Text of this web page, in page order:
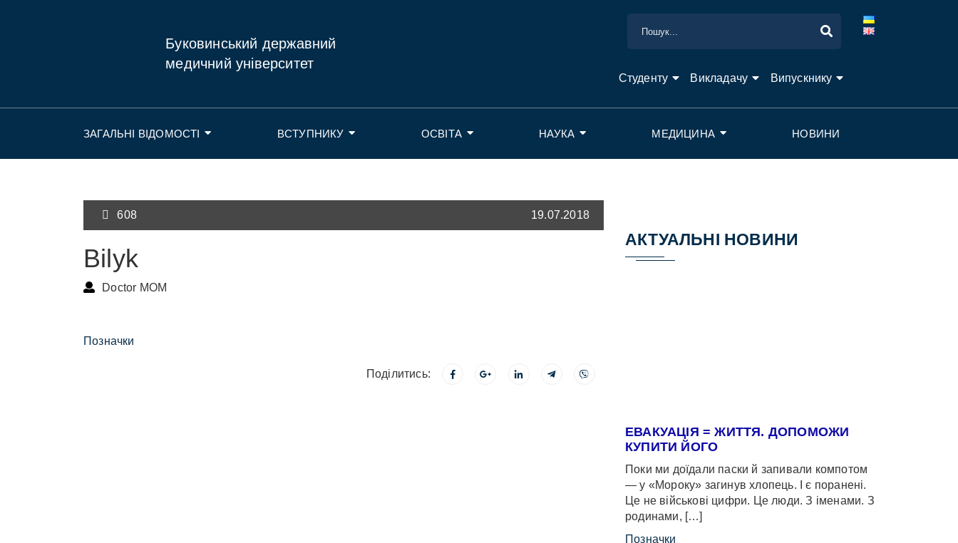
Буковинський державний
медичний університет
Студенту Викладачу Випускнику
ЗАГАЛЬНІ ВІДОМОСТІ ВСТУПНИКУ ОСВІТА НАУКА МЕДИЦИНА НОВИНИ
608 19.07.2018
Bilyk
Doctor MOM
Позначки
Поділитись:
АКТУАЛЬНІ НОВИНИ
ЕВАКУАЦІЯ = ЖИТТЯ. ДОПОМОЖИ
КУПИТИ ЙОГО
Поки ми доїдали паски й запивали компотом
— у «Мороку» загинув хлопець. І є поранені.
Це не військові цифри. Це люди. З іменами. З
родинами, […]
Позначки